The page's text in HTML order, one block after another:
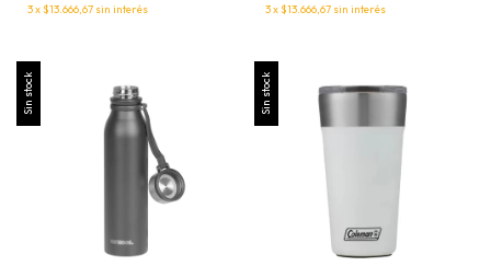
3x$13.666,67 sin interés
3x$13.666,67 sin interés
Sin stock Sin stock